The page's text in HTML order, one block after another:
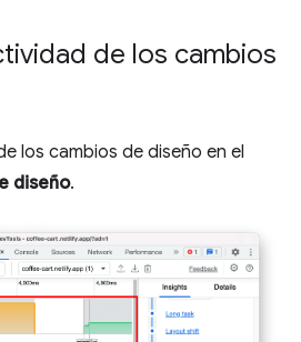
de los cambios
los cambios de diseño en el
diseño.